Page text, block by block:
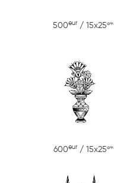
500eur / 15x25cm
600eur / 15x25cm